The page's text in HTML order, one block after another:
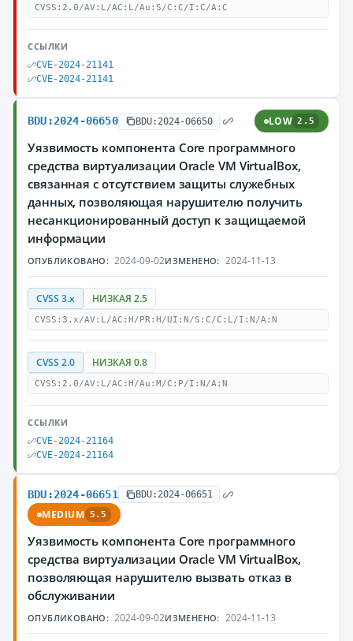
CVSS:2.0/AV:L/AC:L/Au:S/C:C/I:C/A:C
ССЫЛКИ
CVE-2024-21141
CVE-2024-21141
BDU:2024-06650 BDU:2024-06650 LOW 2.5
Уязвимость компонента Core программного
средства виртуализации Oracle VM VirtualBox,
связанная с отсутствием защиты служебных
данных, позволяющая нарушителю получить
несанкционированный доступ к защищаемой
информации
ОПУБЛИКОВАНО: 2024-09-02ИЗМЕНЕНО: 2024-11-13
CVSS 3.x НИЗКАЯ 2.5
CVSS:3.x/AV:L/AC:H/PR:H/UI:N/S:C/C:L/I:N/A:N
CVSS 2.0 НИЗКАЯ 0.8
CVSS:2.0/AV:L/AC:H/Au:M/C:P/I:N/A:N
ССЫЛКИ
CVE-2024-21164
CVE-2024-21164
BDU:2024-06651 BDU:2024-06651
MEDIUM 5.5
Уязвимость компонента Core программного
средства виртуализации Oracle VM VirtualBox,
позволяющая нарушителю вызвать отказ в
обслуживании
ОПУБЛИКОВАНО: 2024-09-02ИЗМЕНЕНО: 2024-11-13